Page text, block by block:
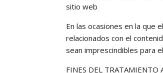
sitio web
En las ocasiones en la que
relacionados con el
sean imprescindibles para
FINES DEL TRATAMIENTO